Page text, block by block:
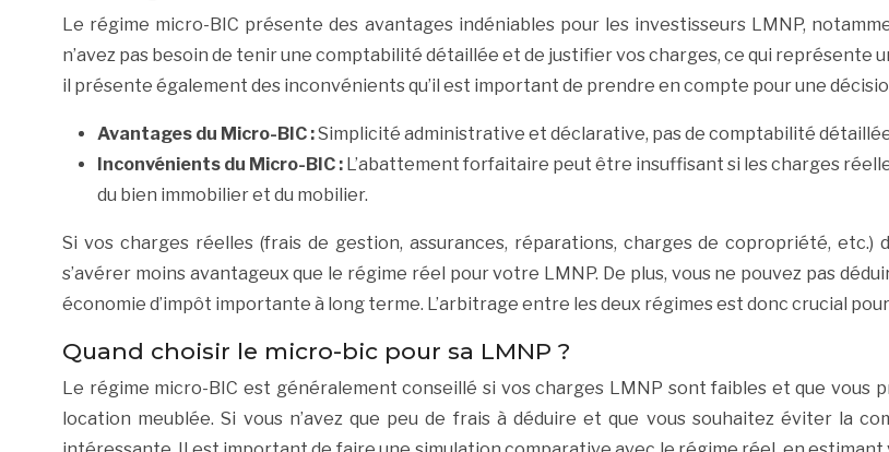
Le régime micro-BIC présente des avantages indéniables pour les investisseurs LMNP,
n’avez pas besoin de tenir une comptabilité détaillée et de justifier vos charges, ce qui représente
il présente également des inconvénients qu’il est important de prendre en compte pour une
Avantages du Micro-BIC :Simplicité administrative et déclarative, pas de comptabilité
Inconvénients du Micro-BIC : L’abattement forfaitaire peut être insuffisant si les charges
du bien immobilier et du mobilier.
Si vos charges réelles (frais de gestion, assurances, réparations, charges de copropriété,
s’avérer moins avantageux que le régime réel pour votre LMNP. De plus, vous ne pouvez pas
économie d’impôt importante à long terme. L’arbitrage entre les deux régimes est donc crucial
Quand choisir le micro-bic pour sa LMNP ?
Le régime micro-BIC est généralement conseillé si vos charges LMNP sont faibles et que
location meublée. Si vous n’avez que peu de frais à déduire et que vous souhaitez éviter la